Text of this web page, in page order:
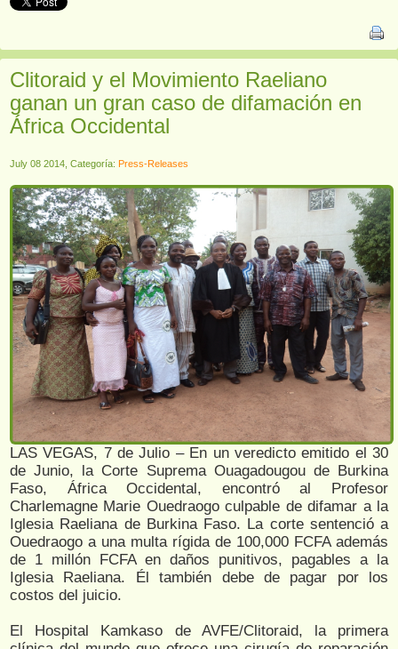
Clitoraid y el Movimiento Raeliano
ganan un gran caso de difamación en
África Occidental
July 08 2014, Categoría: Press-Releases
LAS VEGAS, 7 de Julio – En un veredicto emitido el 30
de Junio, la Corte Suprema Ouagadougou de Burkina
Faso, África Occidental, encontró al Profesor
Charlemagne Marie Ouedraogo culpable de difamar a la
Iglesia Raeliana de Burkina Faso. La corte sentenció a
Ouedraogo a una multa rígida de 100,000 FCFA además
de 1 millón FCFA en daños punitivos, pagables a la
Iglesia Raeliana. Él también debe de pagar por los
costos del juicio.
El Hospital Kamkaso de AVFE/Clitoraid, la primera